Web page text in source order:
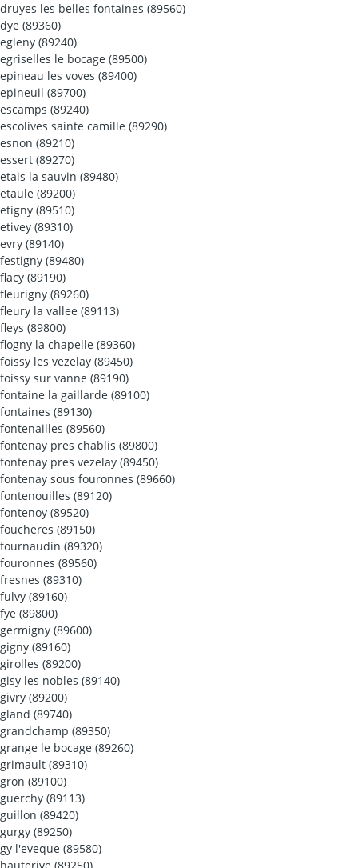
druyes les belles fontaines (89560)
dye (89360)
egleny (89240)
egriselles le bocage (89500)
epineau les voves (89400)
epineuil (89700)
escamps (89240)
escolives sainte camille (89290)
esnon (89210)
essert (89270)
etais la sauvin (89480)
etaule (89200)
etigny (89510)
etivey (89310)
evry (89140)
festigny (89480)
flacy (89190)
fleurigny (89260)
fleury la vallee (89113)
fleys (89800)
flogny la chapelle (89360)
foissy les vezelay (89450)
foissy sur vanne (89190)
fontaine la gaillarde (89100)
fontaines (89130)
fontenailles (89560)
fontenay pres chablis (89800)
fontenay pres vezelay (89450)
fontenay sous fouronnes (89660)
fontenouilles (89120)
fontenoy (89520)
foucheres (89150)
fournaudin (89320)
fouronnes (89560)
fresnes (89310)
fulvy (89160)
fye (89800)
germigny (89600)
gigny (89160)
girolles (89200)
gisy les nobles (89140)
givry (89200)
gland (89740)
grandchamp (89350)
grange le bocage (89260)
grimault (89310)
gron (89100)
guerchy (89113)
guillon (89420)
gurgy (89250)
gy l'eveque (89580)